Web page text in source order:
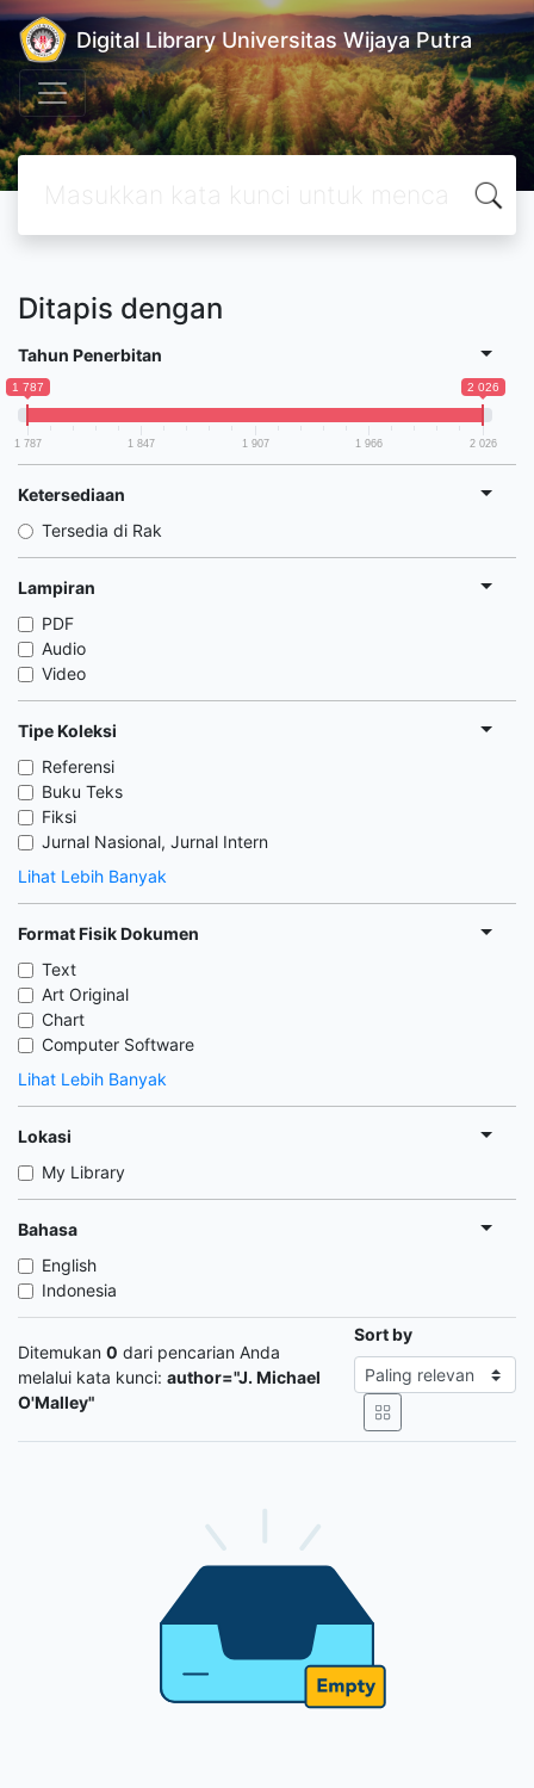
Digital Library Universitas Wijaya Putra
Ditapis dengan
Tahun Penerbitan
1 787 2 026
1 787 1 847 1 907 1 966 2 026
Ketersediaan
Tersedia di Rak
Lampiran
PDF
Audio
Video
Tipe Koleksi
Referensi
Buku Teks
Fiksi
Jurnal Nasional, Jurnal Intern
Lihat Lebih Banyak
Format Fisik Dokumen
Text
Art Original
Chart
Computer Software
Lihat Lebih Banyak
Lokasi
My Library
Bahasa
English
Indonesia
Ditemukan 0 dari pencarian Anda
melalui kata kunci: author="J. Michael
O'Malley"
Sort by